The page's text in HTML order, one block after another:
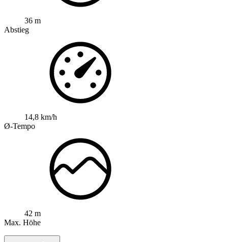
36 m
Abstieg
14,8 km/h
Ø-Tempo
42 m
Max. Höhe